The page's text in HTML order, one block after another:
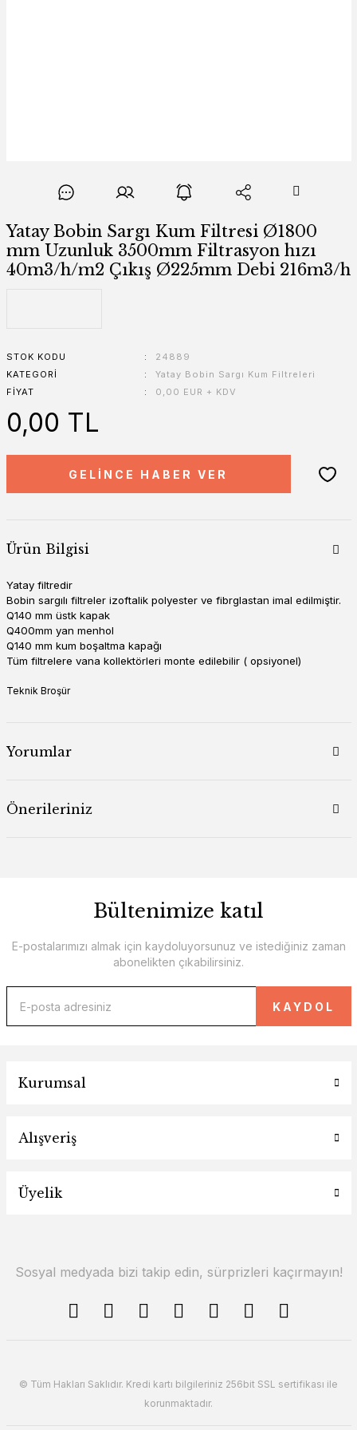
Yatay Bobin Sargı Kum Filtresi Ø1800
mm Uzunluk 3500mm Filtrasyon hızı
40m3/h/m2 Çıkış Ø225mm Debi 216m3/h
STOK KODU
24889
KATEGORI
Yatay Bobin Sargı Kum Filtreleri
FIYAT
0,00 EUR + KDV
0,00 TL
GELİNCE HABER VER
Ürün Bilgisi
Yatay filtredir
Bobin sargılı filtreler izoftalik polyester ve fibrglastan imal edilmiştir.
Q140 mm üstk kapak
Q400mm yan menhol
Q140 mm kum boşaltma kapağı
Tüm filtrelere vana kollektörleri monte edilebilir ( opsiyonel)
Teknik Broşür
Yorumlar
Önerileriniz
Bültenimize katıl
E-postalarımızı almak için kaydoluyorsunuz ve istediğiniz zaman
abonelikten çıkabilirsiniz.
KAYDOL
Kurumsal
Alışveriş
Üyelik
Sosyal medyada bizi takip edin, sürprizleri kaçırmayın!
© Tüm Hakları Saklıdır. Kredi kartı bilgileriniz 256bit SSL sertifikası ile
korunmaktadır.